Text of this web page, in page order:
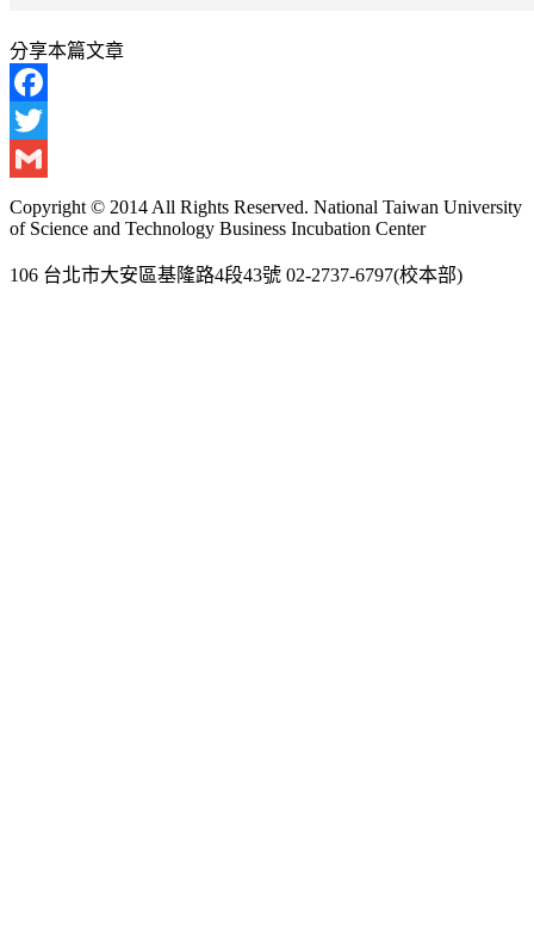
分享本篇文章
Facebook
Twitter
Gmail
Copyright © 2014 All Rights Reserved. National Taiwan University
of Science and Technology Business Incubation Center
106 台北市大安區基隆路4段43號 02-2737-6797(校本部)